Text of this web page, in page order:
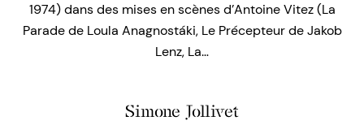
1974) dans des mises en scènes d’Antoine Vitez (La
Parade de Loula Anagnostáki, Le Précepteur de Jakob
Lenz, La…
Simone Jollivet